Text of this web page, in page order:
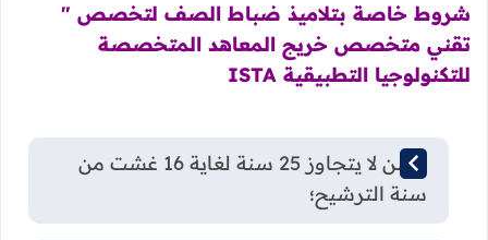
شروط خاصة بتلاميذ ضباط الصف لتخصص "
تقني متخصص خريج المعاهد المتخصصة
للتكنولوجيا التطبيقية ISTA
السن لا يتجاوز 25 سنة لغاية 16 غشت من
سنة الترشيح؛